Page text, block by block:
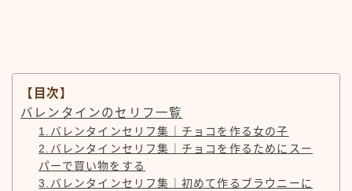
【目次】
バレンタインのセリフ一覧
1.バレンタインセリフ集｜チョコを作る女の子
2.バレンタインセリフ集｜チョコを作るためにスー
パーで買い物をする
3.バレンタインセリフ集｜初めて作るブラウニーに